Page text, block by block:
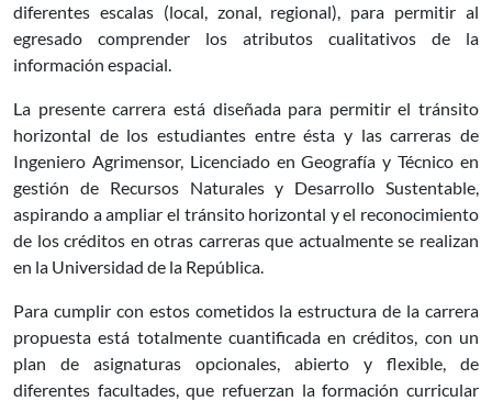
diferentes escalas (local, zonal, regional), para permitir al
egresado comprender los atributos cualitativos de la
información espacial.
La presente carrera está diseñada para permitir el tránsito
horizontal de los estudiantes entre ésta y las carreras de
Ingeniero Agrimensor, Licenciado en Geografía y Técnico en
gestión de Recursos Naturales y Desarrollo Sustentable,
aspirando a ampliar el tránsito horizontal y el reconocimiento
de los créditos en otras carreras que actualmente se realizan
en la Universidad de la República.
Para cumplir con estos cometidos la estructura de la carrera
propuesta está totalmente cuantificada en créditos, con un
plan de asignaturas opcionales, abierto y flexible, de
diferentes facultades, que refuerzan la formación curricular